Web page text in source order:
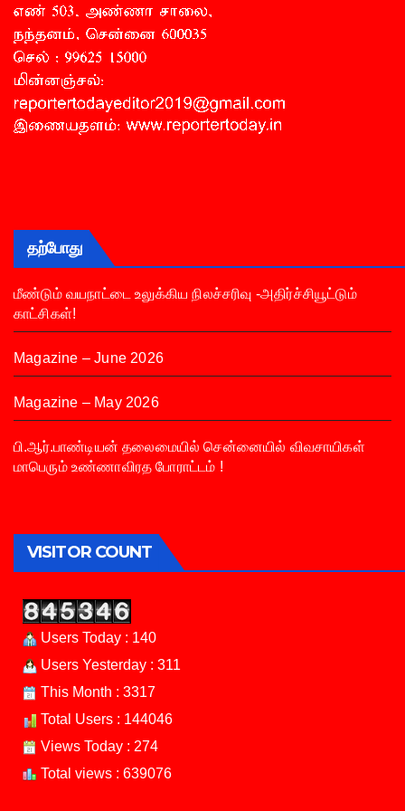
தற்போது
மீண்டும் வயநாட்டை உலுக்கிய நிலச்சரிவு -அதிர்ச்சியூட்டும்
காட்சிகள்!
Magazine – June 2026
Magazine – May 2026
பி.ஆர்.பாண்டியன் தலைமையில் சென்னையில் விவசாயிகள்
மாபெரும் உண்ணாவிரத போராட்டம் !
VISITOR COUNT
Users Today : 140
Users Yesterday : 311
This Month : 3317
Total Users : 144046
Views Today : 274
Total views : 639076